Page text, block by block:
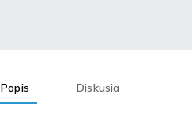
Popis Diskusia